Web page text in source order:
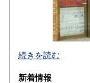
沖縄県
色紙・掛軸・書簡
球をはじめスポー
続きを読む
新着情報